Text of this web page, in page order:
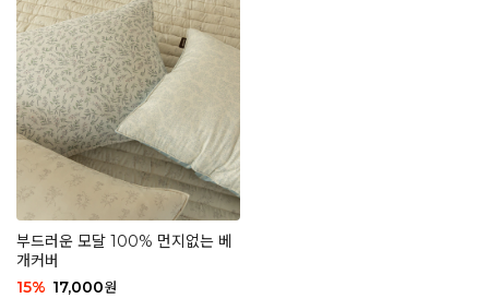
부드러운 모달 100% 먼지없는 베
개커버
15% 17,000원